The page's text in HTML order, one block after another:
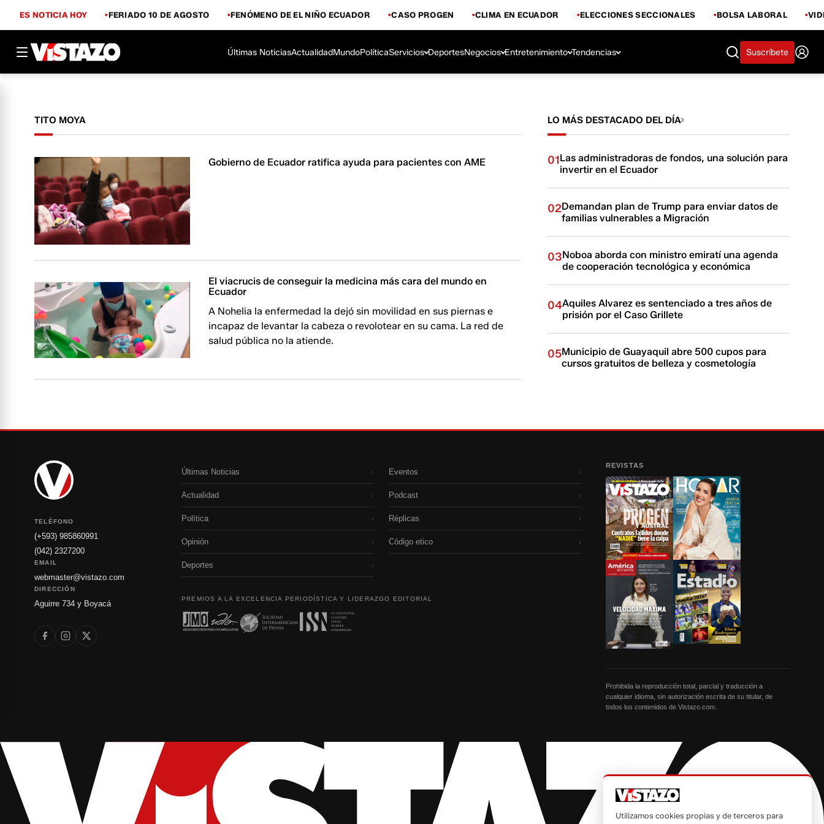
ES NOTICIA HOY FERIADO 10 DE AGOSTO FENÓMENO DE EL NIÑO ECUADOR CASO PROGEN CLIMA EN ECUADOR ELECCIONES SECCIONALES BOLSA LABORAL
Últimas NoticiasActualidadMundoPolíticaServicios DeportesNegocios Entretenimiento Tendencias Suscríbete
TITO MOYA
Gobierno de Ecuador ratifica ayuda para pacientes con AME
El viacrucis de conseguir la medicina más cara del mundo en
Ecuador
A Nohelia la enfermedad la dejó sin movilidad en sus piernas e
incapaz de levantar la cabeza o revolotear en su cama. La red de
salud pública no la atiende.
LO MÁS DESTACADO DEL DÍA
01Las administradoras de fondos, una solución para
invertir en el Ecuador
02Demandan plan de Trump para enviar datos de
familias vulnerables a Migración
03Noboa aborda con ministro emiratí una agenda
de cooperación tecnológica y económica
04Aquiles Alvarez es sentenciado a tres años de
prisión por el Caso Grillete
05Municipio de Guayaquil abre 500 cupos para
cursos gratuitos de belleza y cosmetología
TELÉFONO
(+593) 985860991
(042) 2327200
EMAIL
webmaster@vistazo.com
DIRECCIÓN
Aguirre 734 y Boyacá
Últimas Noticias ›
Actualidad ›
Política ›
Opinión ›
Deportes ›
Eventos ›
Podcast ›
Réplicas ›
Código etico ›
PREMIOS A LA EXCELENCIA PERIODÍSTICA Y LIDERAZGO EDITORIAL
REVISTAS
Prohibida la reproducción total, parcial y traducción a
cualquier idioma, sin autorización escrita de su titular, de
todos los contenidos de Vistazo.com.
Utilizamos cookies propias y de terceros para